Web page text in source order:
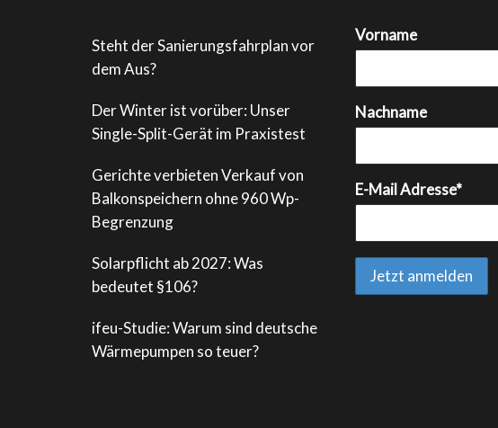
Steht der Sanierungsfahrplan vor
dem Aus?
Der Winter ist vorüber: Unser
Single-Split-Gerät im Praxistest
Gerichte verbieten Verkauf von
Balkonspeichern ohne 960 Wp-
Begrenzung
Solarpflicht ab 2027: Was
bedeutet §106?
ifeu-Studie: Warum sind deutsche
Wärmepumpen so teuer?
Vorname
Nachname
E-Mail Adresse*